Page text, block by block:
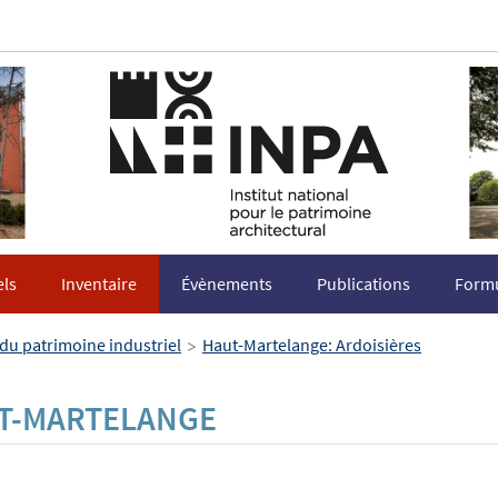
Inventaire Évènements Publications
patrimoine industriel > Haut-Martelange: Ardoisières
MARTELANGE